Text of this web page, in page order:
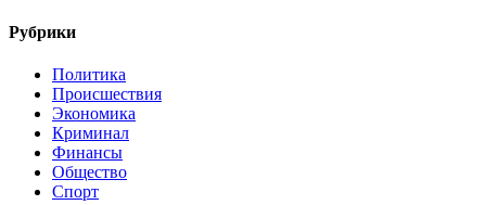
Рубрики
Политика
Происшествия
Экономика
Криминал
Финансы
Общество
Спорт